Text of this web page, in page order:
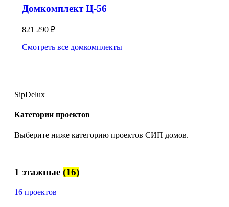
Домкомплект Ц-56
821 290 ₽
Смотреть все домкомплекты
SipDelux
Категории проектов
Выберите ниже категорию проектов СИП домов.
1 этажные (16)
16 проектов